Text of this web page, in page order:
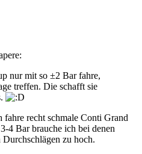
nur mit so ±2 Bar fahre,
treffen. Die schafft sie
recht schmale Conti Grand
4 Bar brauche ich bei denen
zu hoch.